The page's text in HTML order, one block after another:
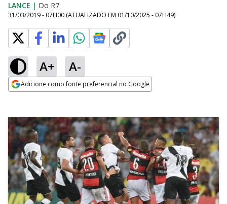
LANCE | Do R7
31/03/2019 - 07H00 (ATUALIZADO EM 01/10/2025 - 07H49)
A+ A-
Adicione como fonte preferencial no Google